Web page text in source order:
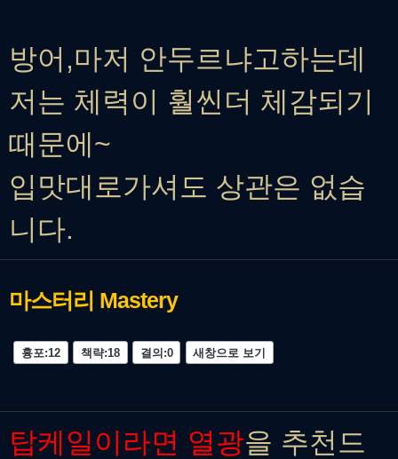
방어,마저 안두르냐고하는데
저는 체력이 훨씬더 체감되기
때문에~
입맛대로가셔도 상관은 없습
니다.
마스터리 Mastery
흉포:12 책략:18 결의:0 새창으로 보기
탑케일이라면 열광을 추천드